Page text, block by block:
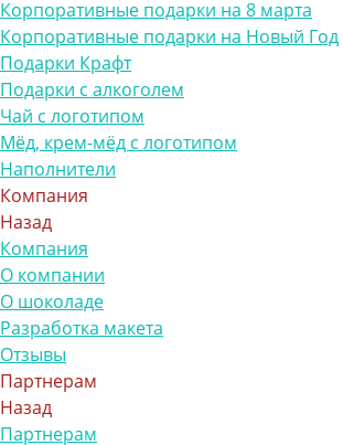
Корпоративные подарки на 8 марта
Корпоративные подарки на Новый Год
Подарки Крафт
Подарки с алкоголем
Чай с логотипом
Мёд, крем-мёд с логотипом
Наполнители
Компания
Назад
Компания
О компании
О шоколаде
Разработка макета
Отзывы
Партнерам
Назад
Партнерам